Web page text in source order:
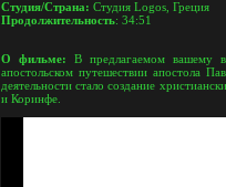
Студия/Страна: Студия Logos, Греция
Продолжительность: 34:51
О фильме: В предлагаемом вашему
апостольском путешествии апостола
деятельности стало создание
и Коринфе.